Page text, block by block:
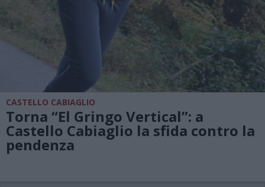
CASTELLO CABIAGLIO
Torna “El Gringo Vertical”: a
Castello Cabiaglio la sfida contro la
pendenza